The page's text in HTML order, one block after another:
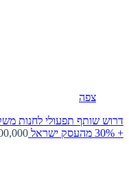
צפה
דרוש שותף תפעולי לחנות
+ 30% מהעסק
ישראל